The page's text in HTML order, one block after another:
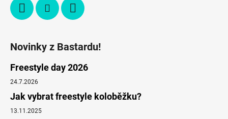
Novinky z Bastardu!
Freestyle day 2026
24.7.2026
Jak vybrat freestyle koloběžku?
13.11.2025